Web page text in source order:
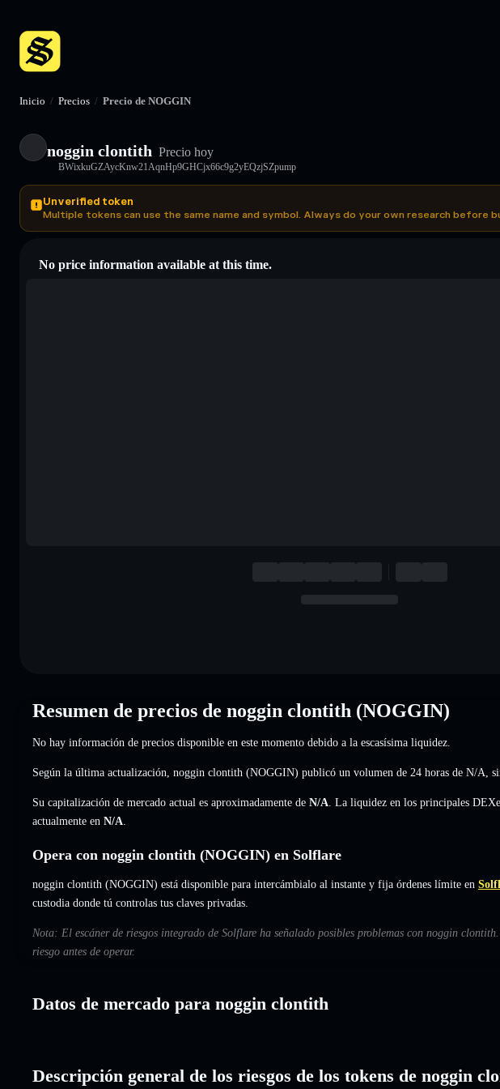
Inicio / Precios / Precio de NOGGIN
noggin clontith Precio hoy
BWixkuGZAycKnw21AqnHp9GHCjx66c9g2yEQzjSZpump
Unverified token
Multiple tokens can use the same name and symbol. Always do your own research before
No price information available at this time.
Resumen de precios de noggin clontith (NOGGIN)
No hay información de precios disponible en este momento debido a la escasísima liquidez.
Según la última actualización, noggin clontith (NOGGIN) publicó un volumen de 24 horas de N/A
Su capitalización de mercado actual es aproximadamente de N/A . La liquidez en los principales
actualmente en N/A
Opera con noggin clontith (NOGGIN) en Solflare
noggin clontith (NOGGIN) está disponible para intercámbialo al instante y fija órdenes límite en
custodia donde tú controlas tus claves privadas.
Nota: El escáner de riesgos integrado de Solflare ha señalado posibles problemas con noggin
riesgo antes de operar.
Datos de mercado para noggin clontith
Descripción general de los riesgos de los tokens de noggin